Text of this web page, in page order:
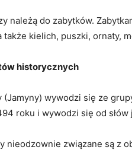
należą do zabytków.
także kielich, puszki, ornaty,
historycznych
(Jamyny) wywodzi się ze
roku i wywodzi się od
nieodzownie związane są z